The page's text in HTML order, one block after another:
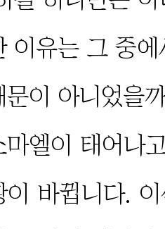
이유는 그 중
문이 아니었을
마엘이 태어나
이 바뀝니다.